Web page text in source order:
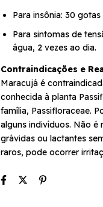
Para insônia: 30
Para sintomas de
água, 2 vezes ao dia.
Contraindicações e
Maracujá é
conhecida à planta
família, Passifloraceae.
alguns indivíduos. Não é
grávidas ou lactantes
raros, pode ocorrer